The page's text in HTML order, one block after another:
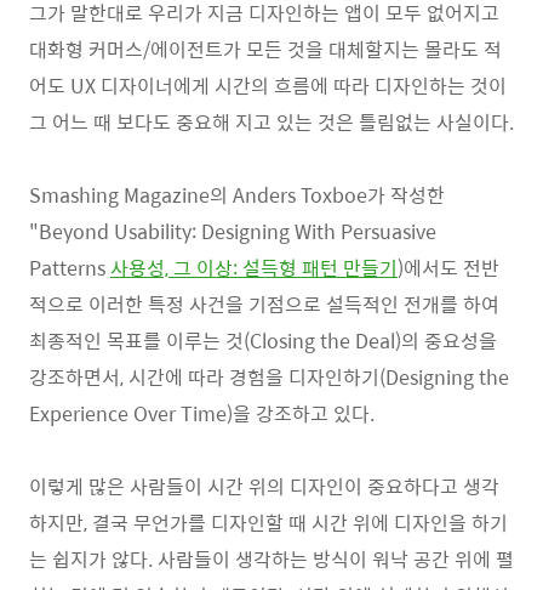
그가 말한대로 우리가 지금 디자인하는 앱이 모두 없어지고
대화형 커머스/에이전트가 모든 것을 대체할지는 몰라도 적
어도 UX 디자이너에게 시간의 흐름에 따라 디자인하는 것이
그 어느 때 보다도 중요해 지고 있는 것은 틀림없는 사실이다.
Smashing Magazine의 Anders Toxboe가 작성한
"Beyond Usability: Designing With Persuasive
Patterns 사용성, 그 이상: 설득형 패턴 만들기)에서도 전반
적으로 이러한 특정 사건을 기점으로 설득적인 전개를 하여
최종적인 목표를 이루는 것(Closing the Deal)의 중요성을
강조하면서, 시간에 따라 경험을 디자인하기(Designing the
Experience Over Time)을 강조하고 있다.
이렇게 많은 사람들이 시간 위의 디자인이 중요하다고 생각
하지만, 결국 무언가를 디자인할 때 시간 위에 디자인을 하기
는 쉽지가 않다. 사람들이 생각하는 방식이 워낙 공간 위에 펼